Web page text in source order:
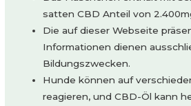
satten CBD Anteil von
Die auf dieser Webseite
Informationen dienen
Bildungszwecken.
Hunde können auf
reagieren, und CBD-Öl kann